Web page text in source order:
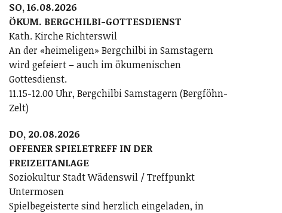
SO, 16.08.2026
ÖKUM. BERGCHILBI-GOTTESDIENST
Kath. Kirche Richterswil
An der «heimeligen» Bergchilbi in Samstagern
wird gefeiert – auch im ökumenischen
Gottesdienst.
11.15-12.00 Uhr, Bergchilbi Samstagern (Bergföhn-
Zelt)
DO, 20.08.2026
OFFENER SPIELETREFF IN DER
FREIZEITANLAGE
Soziokultur Stadt Wädenswil / Treffpunkt
Untermosen
Spielbegeisterte sind herzlich eingeladen, in